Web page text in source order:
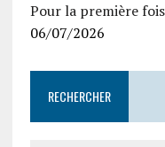
Pour la première
06/07/2026
RECHERCHER